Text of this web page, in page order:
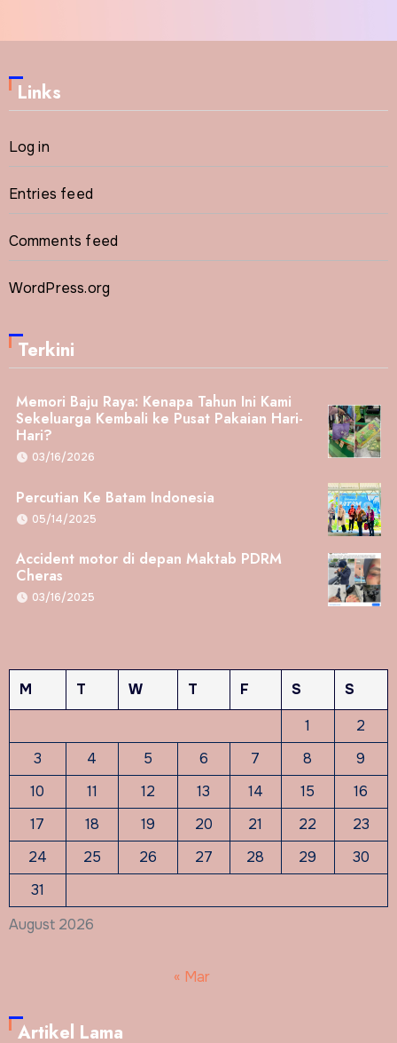
Links
Log in
Entries feed
Comments feed
WordPress.org
Terkini
Memori Baju Raya: Kenapa Tahun Ini Kami
Sekeluarga Kembali ke Pusat Pakaian Hari-
Hari?
03/16/2026
Percutian Ke Batam Indonesia
05/14/2025
Accident motor di depan Maktab PDRM
Cheras
03/16/2025
August 2026
M T W T F S
S
1
2
3
4 5 6 7 8
9
10
11 12 13 14 15
16
17
18 19 20 21 22
23
24
25 26 27 28 29
30
31
« Mar
Artikel Lama